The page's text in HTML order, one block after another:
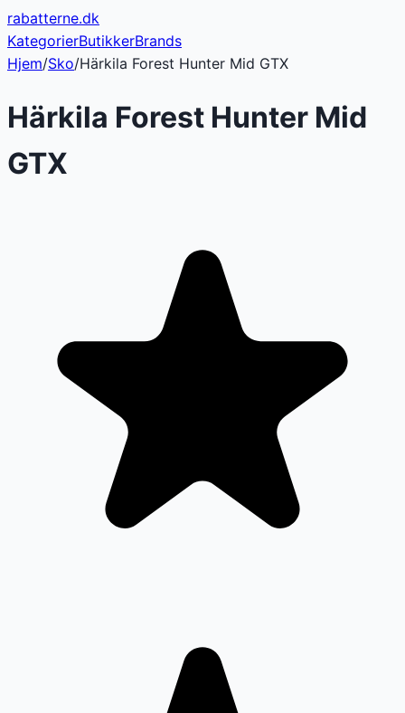
rabatterne.dk
KategorierButikkerBrands
Hjem/Sko/Härkila Forest Hunter Mid GTX
Härkila Forest Hunter Mid
GTX